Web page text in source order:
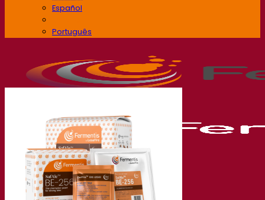
Español
Português
La nostra azienda